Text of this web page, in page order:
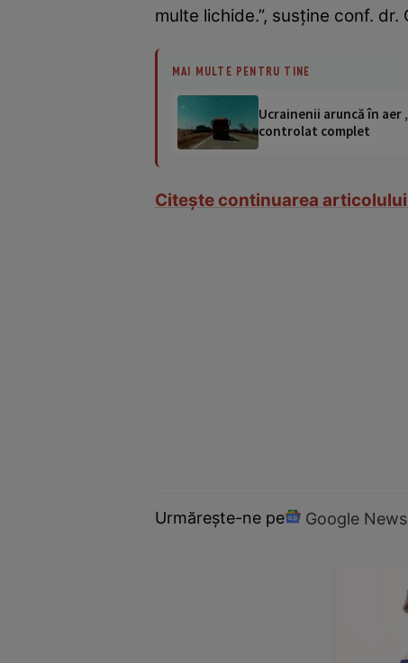
multe lichide.”, susţine conf. dr.
MAI MULTE PENTRU TINE
Ucrainenii aruncă în aer
controlat complet
Citeşte continuarea articolului
Urmărește-ne pe Google News